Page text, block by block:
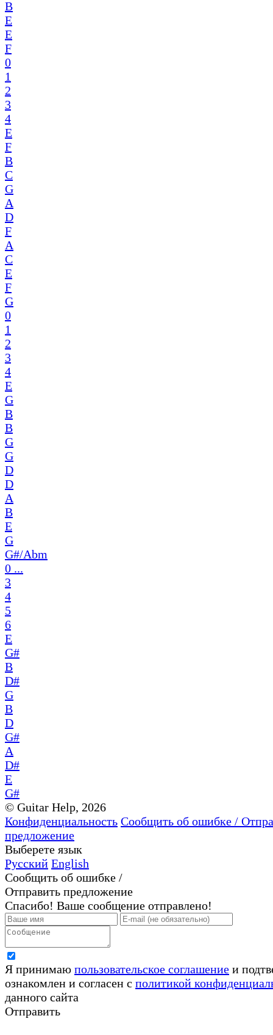
B
E
E
F
0
1
2
3
4
E
F
B
C
G
A
D
F
A
C
E
F
G
0
1
2
3
4
E
G
B
B
G
G
D
D
A
B
E
G
G#/Abm
0 ...
3
4
5
6
E
G#
B
D#
G
B
D
G#
A
D#
E
G#
© Guitar Help, 2026
Конфиденциальность Сообщить об ошибке /
предложение
Выберете язык
Русский English
Сообщить об ошибке /
Отправить предложение
Спасибо! Ваше сообщение отправлено!
Я принимаю пользовательское соглашение и
ознакомлен и согласен с политикой
данного сайта
Отправить